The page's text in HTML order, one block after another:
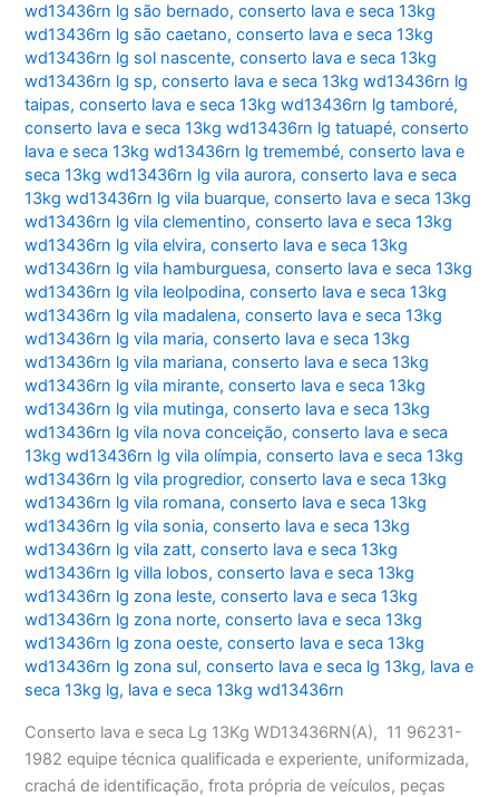
wd13436rn lg são bernado,conserto lava e seca 13kg
wd13436rn lg são caetano,conserto lava e seca 13kg
wd13436rn lg sol nascente,conserto lava e seca 13kg
wd13436rn lg sp,conserto lava e seca 13kg wd13436rn lg
taipas,conserto lava e seca 13kg wd13436rn lg tamboré,
conserto lava e seca 13kg wd13436rn lg tatuapé,conserto
lava e seca 13kg wd13436rn lg tremembé,conserto lava e
seca 13kg wd13436rn lg vila aurora,conserto lava e seca
13kg wd13436rn lg vila buarque,conserto lava e seca 13kg
wd13436rn lg vila clementino,conserto lava e seca 13kg
wd13436rn lg vila elvira,conserto lava e seca 13kg
wd13436rn lg vila hamburguesa,conserto lava e seca 13kg
wd13436rn lg vila leolpodina,conserto lava e seca 13kg
wd13436rn lg vila madalena,conserto lava e seca 13kg
wd13436rn lg vila maria,conserto lava e seca 13kg
wd13436rn lg vila mariana,conserto lava e seca 13kg
wd13436rn lg vila mirante,conserto lava e seca 13kg
wd13436rn lg vila mutinga,conserto lava e seca 13kg
wd13436rn lg vila nova conceição,conserto lava e seca
13kg wd13436rn lg vila olímpia,conserto lava e seca 13kg
wd13436rn lg vila progredior,conserto lava e seca 13kg
wd13436rn lg vila romana,conserto lava e seca 13kg
wd13436rn lg vila sonia,conserto lava e seca 13kg
wd13436rn lg vila zatt,conserto lava e seca 13kg
wd13436rn lg villa lobos,conserto lava e seca 13kg
wd13436rn lg zona leste,conserto lava e seca 13kg
wd13436rn lg zona norte,conserto lava e seca 13kg
wd13436rn lg zona oeste,conserto lava e seca 13kg
wd13436rn lg zona sul,conserto lava e seca lg 13kg, lava e
seca 13kg lg, lava e seca 13kg wd13436rn
Conserto lava e seca Lg 13Kg WD13436RN(A), 11 96231-
1982 equipe técnica qualificada e experiente, uniformizada,
crachá de identificação, frota própria de veículos, peças